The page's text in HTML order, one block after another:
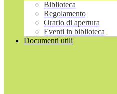
Biblioteca
Regolamento
Orario di apertura
Eventi in biblioteca
Documenti utili